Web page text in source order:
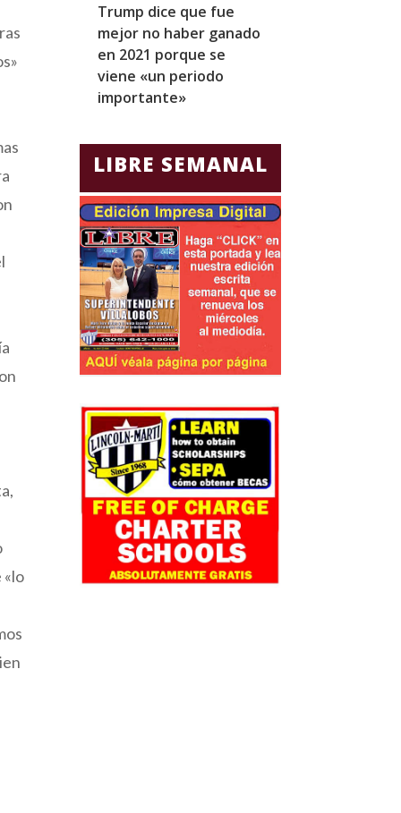
«lo
Trump dice que fue
mejor no haber ganado
en 2021 porque se
viene «un periodo
importante»
LIBRE SEMANAL